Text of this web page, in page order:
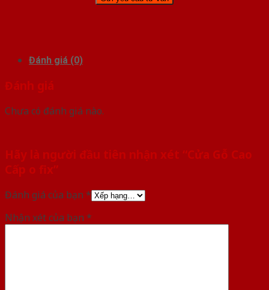
Đánh giá (0)
Đánh giá
Chưa có đánh giá nào.
Hãy là người đầu tiên nhận xét “Cửa Gỗ Cao
Cấp o fix”
Đánh giá của bạn *
Nhận xét của bạn *